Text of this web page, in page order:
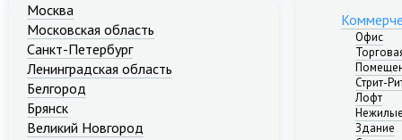
Москва
Московская область
Санкт-Петербург
Ленинградская область
Белгород
Брянск
Великий Новгород
Офис
Стрит-
Лофт
Здание